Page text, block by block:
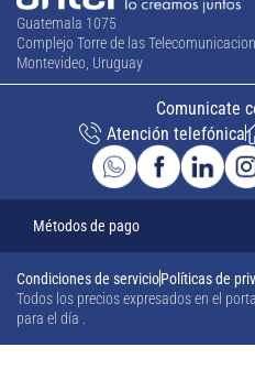
Guatemala 1075
Complejo Torre de las
Montevideo, Uruguay
Comunicate
Atención telefónica
Métodos de pago
Todos los precios expresados en el
para el día
Condiciones de servicioPolíticas de